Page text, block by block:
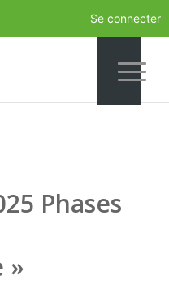
Se connecter
Phases
»